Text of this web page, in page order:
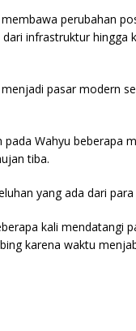
perubahan
infrastruktur hingga
pasar modern
Wahyu beberapa
tiba.
yang ada dari
kali mendatangi
karena waktu